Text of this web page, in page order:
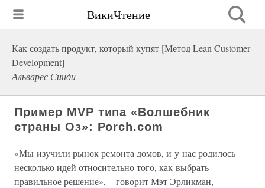
ВикиЧтение
Как создать продукт, который купят [Метод Lean Customer
Development]
Альварес Синди
Пример MVP типа «Волшебник
страны Оз»: Porch.com
«Мы изучили рынок ремонта домов, и у нас родилось
несколько идей относительно того, как выбрать
правильное решение», – говорит Мэт Эрликман,